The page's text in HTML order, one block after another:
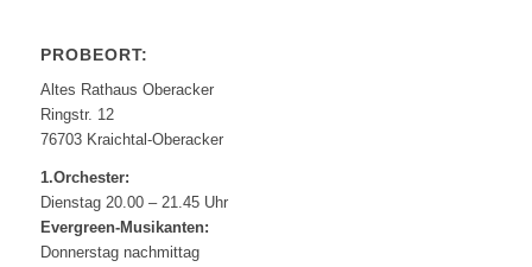
PROBEORT:
Altes Rathaus Oberacker
Ringstr. 12
76703 Kraichtal-Oberacker
1.Orchester:
Dienstag 20.00 – 21.45 Uhr
Evergreen-Musikanten:
Donnerstag nachmittag